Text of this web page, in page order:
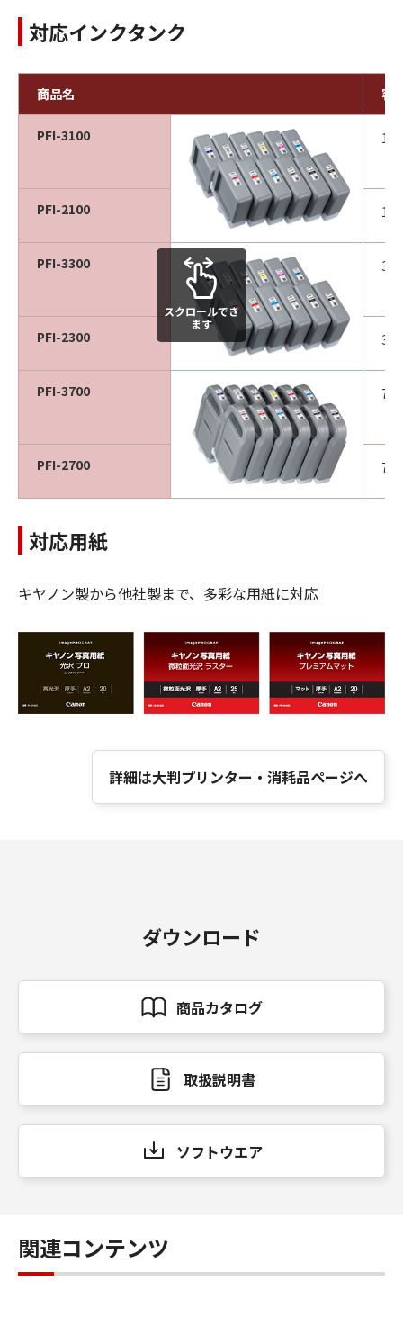
対応インクタンク
商品名 容
PFI-3100
PFI-2100
PFI-3300
PFI-2300
PFI-3700
PFI-2700
スクロールでき
ます
対応用紙
キヤノン製から他社製まで、多彩な用紙に対応
詳細は大判プリンター・消耗品ページへ
ダウンロード
商品カタログ
取扱説明書
ソフトウエア
関連コンテンツ